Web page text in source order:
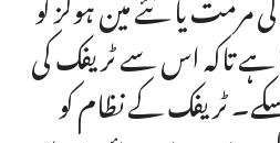
ہے تاکہ اس سے ٹریفک کی
سکے۔ ٹریفک کے نظام کو